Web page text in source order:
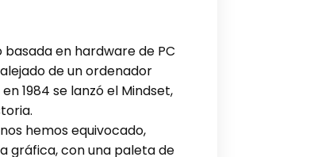
en hardware de PC
de un ordenador
1984 se lanzó el Mindset,
hemos equivocado,
gráfica, con una paleta de